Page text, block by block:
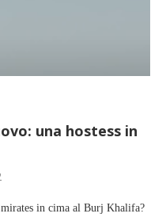
una hostess in
in cima al Burj Khalifa?